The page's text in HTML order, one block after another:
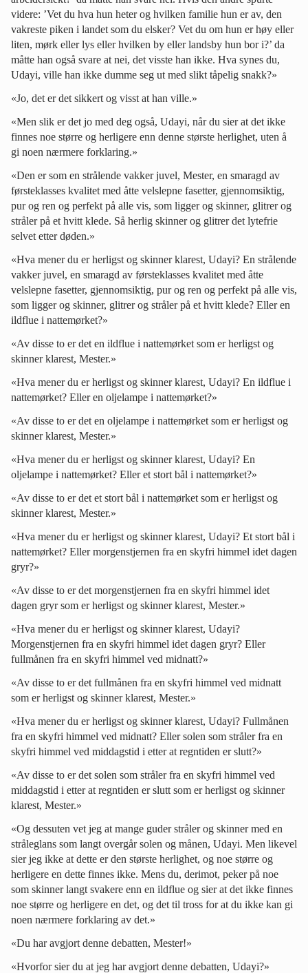
videre: ’Vet du hva hun heter og hvilken familie hun er av, den
vakreste piken i landet som du elsker? Vet du om hun er høy eller
liten, mørk eller lys eller hvilken by eller landsby hun bor i?’ da
måtte han også svare at nei, det visste han ikke. Hva synes du,
Udayi, ville han ikke dumme seg ut med slikt tåpelig snakk?»
«Jo, det er det sikkert og visst at han ville.»
«Men slik er det jo med deg også, Udayi, når du sier at det ikke
finnes noe større og herligere enn denne største herlighet, uten å
gi noen nærmere forklaring.»
«Den er som en strålende vakker juvel, Mester, en smaragd av
førsteklasses kvalitet med åtte velslepne fasetter, gjennomsiktig,
pur og ren og perfekt på alle vis, som ligger og skinner, glitrer og
stråler på et hvitt klede. Så herlig skinner og glitrer det lytefrie
selvet etter døden.»
«Hva mener du er herligst og skinner klarest, Udayi? En strålende
vakker juvel, en smaragd av førsteklasses kvalitet med åtte
velslepne fasetter, gjennomsiktig, pur og ren og perfekt på alle vis,
som ligger og skinner, glitrer og stråler på et hvitt klede? Eller en
ildflue i nattemørket?»
«Av disse to er det en ildflue i nattemørket som er herligst og
skinner klarest, Mester.»
«Hva mener du er herligst og skinner klarest, Udayi? En ildflue i
nattemørket? Eller en oljelampe i nattemørket?»
«Av disse to er det en oljelampe i nattemørket som er herligst og
skinner klarest, Mester.»
«Hva mener du er herligst og skinner klarest, Udayi? En
oljelampe i nattemørket? Eller et stort bål i nattemørket?»
«Av disse to er det et stort bål i nattemørket som er herligst og
skinner klarest, Mester.»
«Hva mener du er herligst og skinner klarest, Udayi? Et stort bål i
nattemørket? Eller morgenstjernen fra en skyfri himmel idet dagen
gryr?»
«Av disse to er det morgenstjernen fra en skyfri himmel idet
dagen gryr som er herligst og skinner klarest, Mester.»
«Hva mener du er herligst og skinner klarest, Udayi?
Morgenstjernen fra en skyfri himmel idet dagen gryr? Eller
fullmånen fra en skyfri himmel ved midnatt?»
«Av disse to er det fullmånen fra en skyfri himmel ved midnatt
som er herligst og skinner klarest, Mester.»
«Hva mener du er herligst og skinner klarest, Udayi? Fullmånen
fra en skyfri himmel ved midnatt? Eller solen som stråler fra en
skyfri himmel ved middagstid i etter at regntiden er slutt?»
«Av disse to er det solen som stråler fra en skyfri himmel ved
middagstid i etter at regntiden er slutt som er herligst og skinner
klarest, Mester.»
«Og dessuten vet jeg at mange guder stråler og skinner med en
stråleglans som langt overgår solen og månen, Udayi. Men likevel
sier jeg ikke at dette er den største herlighet, og noe større og
herligere en dette finnes ikke. Mens du, derimot, peker på noe
som skinner langt svakere enn en ildflue og sier at det ikke finnes
noe større og herligere en det, og det til tross for at du ikke kan gi
noen nærmere forklaring av det.»
«Du har avgjort denne debatten, Mester!»
«Hvorfor sier du at jeg har avgjort denne debatten, Udayi?»